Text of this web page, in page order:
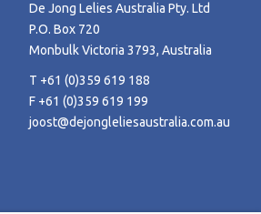
De Jong Lelies Australia Pty. Ltd
P.O. Box 720
Monbulk Victoria 3793, Australia
T +61 (0)359 619 188
F +61 (0)359 619 199
joost@dejongleliesaustralia.com.au